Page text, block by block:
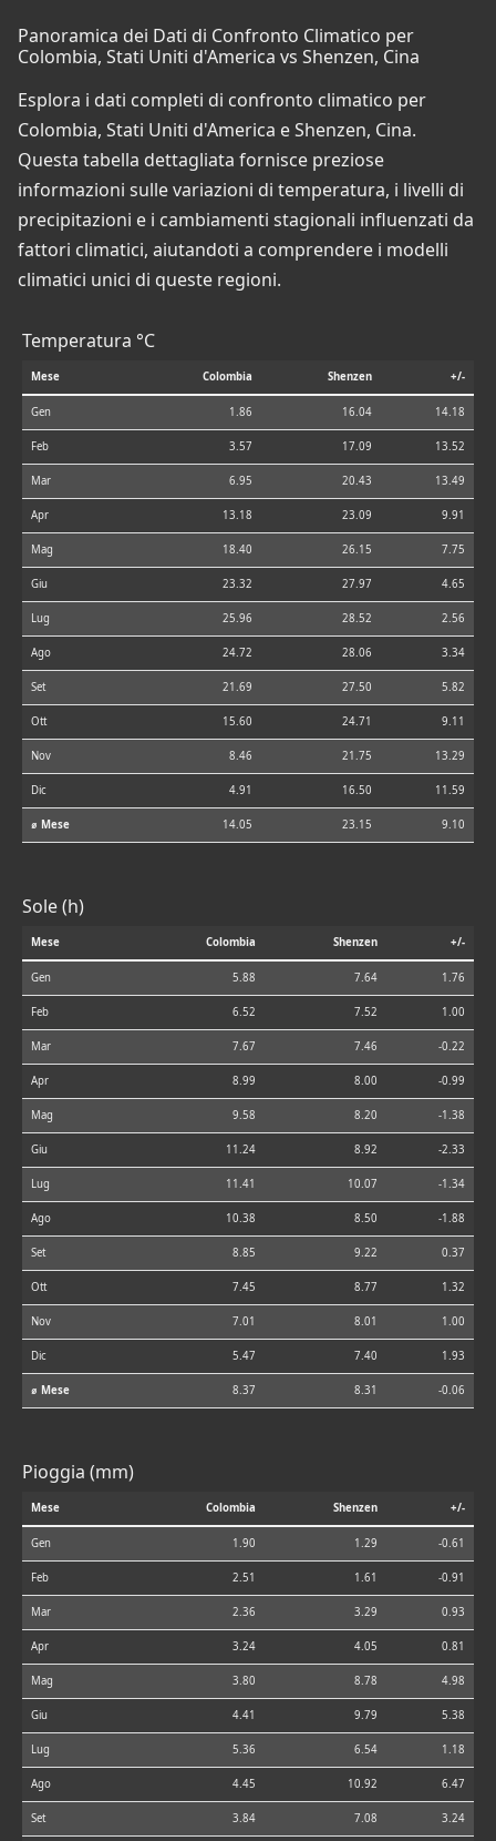
Panoramica dei Dati di Confronto Climatico per
Colombia, Stati Uniti d'America vs Shenzen, Cina
Esplora i dati completi di confronto climatico per
Colombia, Stati Uniti d'America e Shenzen, Cina.
Questa tabella dettagliata fornisce preziose
informazioni sulle variazioni di temperatura, i livelli di
precipitazioni e i cambiamenti stagionali influenzati da
fattori climatici, aiutandoti a comprendere i modelli
climatici unici di queste regioni.
Temperatura °C
Mese Colombia Shenzen +/-
Gen 1.86 16.04 14.18
Feb 3.57 17.09 13.52
Mar 6.95 20.43 13.49
Apr 13.18 23.09 9.91
Mag 18.40 26.15 7.75
Giu 23.32 27.97 4.65
Lug 25.96 28.52 2.56
Ago 24.72 28.06 3.34
Set 21.69 27.50 5.82
Ott 15.60 24.71 9.11
Nov 8.46 21.75 13.29
Dic 4.91 16.50 11.59
⌀ Mese 14.05 23.15 9.10
Sole (h)
Mese Colombia Shenzen +/-
Gen 5.88 7.64 1.76
Feb 6.52 7.52 1.00
Mar 7.67 7.46 -0.22
Apr 8.99 8.00 -0.99
Mag 9.58 8.20 -1.38
Giu 11.24 8.92 -2.33
Lug 11.41 10.07 -1.34
Ago 10.38 8.50 -1.88
Set 8.85 9.22 0.37
Ott 7.45 8.77 1.32
Nov 7.01 8.01 1.00
Dic 5.47 7.40 1.93
⌀ Mese 8.37 8.31 -0.06
Pioggia (mm)
Mese Colombia Shenzen +/-
Gen 1.90 1.29 -0.61
Feb 2.51 1.61 -0.91
Mar 2.36 3.29 0.93
Apr 3.24 4.05 0.81
Mag 3.80 8.78 4.98
Giu 4.41 9.79 5.38
Lug 5.36 6.54 1.18
Ago 4.45 10.92 6.47
Set 3.84 7.08 3.24